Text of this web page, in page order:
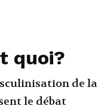
quoi?
de la
le débat